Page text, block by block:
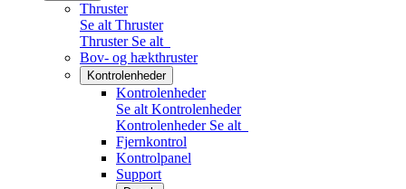
Thruster
Se alt Thruster
Thruster Se alt
Bov- og hækthruster
Kontrolenheder
Kontrolenheder
Se alt Kontrolenheder
Kontrolenheder Se alt
Fjernkontrol
Kontrolpanel
Support